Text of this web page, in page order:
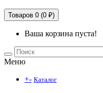
Товаров 0 (0 ₽)
Ваша корзина пуста!
Меню
+- Каталог